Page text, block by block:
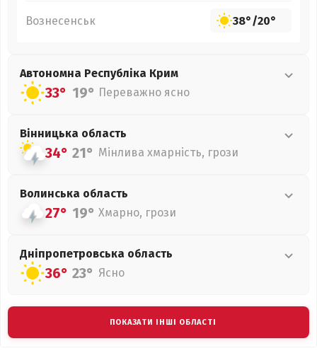
Вознесенськ 38°/20°
Автономна Республіка Крим
33° 19° Переважно ясно
Вінницька область
34° 21° Мінлива хмарність, грози
Волинська область
27° 19° Хмарно, грози
Дніпропетровська область
36° 23° Ясно
ПОКАЗАТИ ІНШІ ОБЛАСТІ